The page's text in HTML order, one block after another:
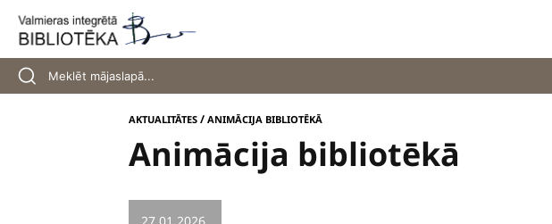
content
AKTUALITĀTES /ANIMĀCIJA BIBLIOTĒKĀ
Animācija bibliotēkā